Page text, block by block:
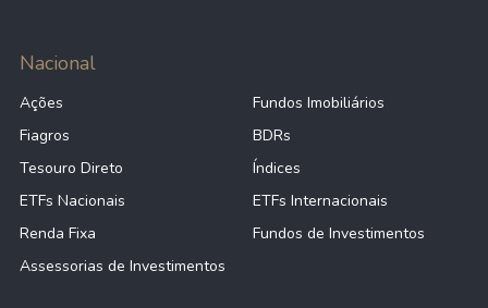
Nacional
Ações
Fundos Imobiliários
Fiagros
BDRs
Tesouro Direto
Índices
ETFs Nacionais
ETFs Internacionais
Renda Fixa
Fundos de Investimentos
Assessorias de Investimentos